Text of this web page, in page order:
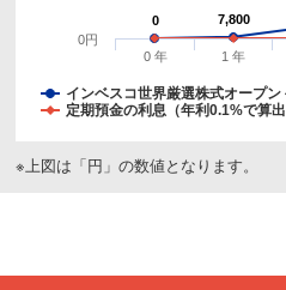
0
0 7,800
7,800
インベスコ世界厳選株式オープ
定期預金の利息（年利0.1%で算出
0 年 1 年
0円
※上図は「円」の数値となります。